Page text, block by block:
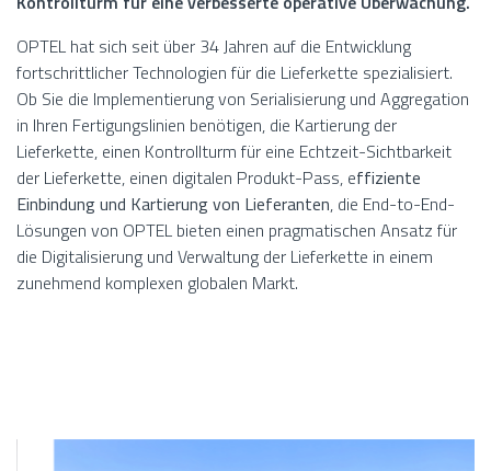
OPTEL hat sich seit über 34 Jahren auf die Entwicklung
fortschrittlicher Technologien für die Lieferkette spezialisiert.
Ob Sie die Implementierung von Serialisierung und Aggregation
in Ihren Fertigungslinien benötigen, die Kartierung der
Lieferkette, einen Kontrollturm für eine Echtzeit-Sichtbarkeit
der Lieferkette, einen digitalen Produkt-Pass, effiziente
Einbindung und Kartierung von Lieferanten, die End-to-End-
Lösungen von OPTEL bieten einen pragmatischen Ansatz für
die Digitalisierung und Verwaltung der Lieferkette in einem
zunehmend komplexen globalen Markt.